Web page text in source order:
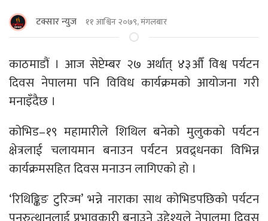
टक्सार न्युज ११ आश्विन २०७९, मंगलबार
काठमाडौं । आज सेप्टेम्बर २७ अर्थात् ४३औँ विश्व पर्यटन
दिवस नेपालमा पनि विविध कार्यक्रमको आयोजना गरी
मनाइँदैछ ।
कोभिड–१९ महामारीले शिथिल बनेको मुलुकको पर्यटन
क्षेत्रलाई चलायमान बनाउन पर्यटन प्रवद्र्धनका विभिन्न
कार्यक्रमसहित दिवस मनाउन लागिएको हो ।
‘रिथिङ्किङ टुरिज्म’ भन्ने नाराका साथ कोभिडपछिको पर्यटन